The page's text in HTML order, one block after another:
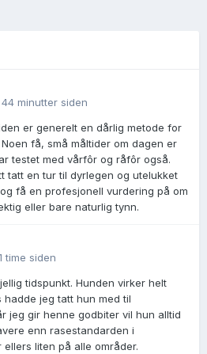
44 minutter siden
er generelt en dårlig metode for
få, små måltider om dagen er
testet med vårfôr og råfôr også.
tatt en tur til dyrlegen og utelukket
få en profesjonell vurdering på om
eller bare naturlig tynn.
time siden
tidspunkt. Hunden virker helt
hadde jeg tatt hun med til
jeg gir henne godbiter vil hun alltid
enn rasestandarden i
liten på alle områder.